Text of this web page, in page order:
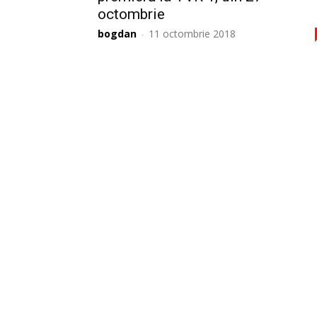
octombrie
bogdan - 11 octombrie 2018